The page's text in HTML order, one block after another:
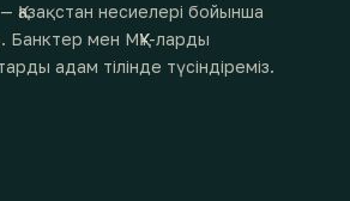
несиелері бойынша
Банктер мен МҚҰ-ларды
адам тілінде түсіндіреміз.